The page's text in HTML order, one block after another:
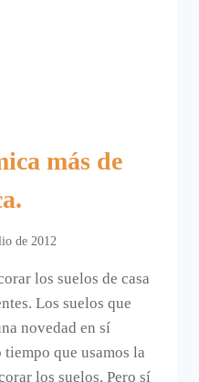
más de
de 2012
los suelos de casa
Los suelos que
novedad en sí
que usamos la
los suelos. Pero sí